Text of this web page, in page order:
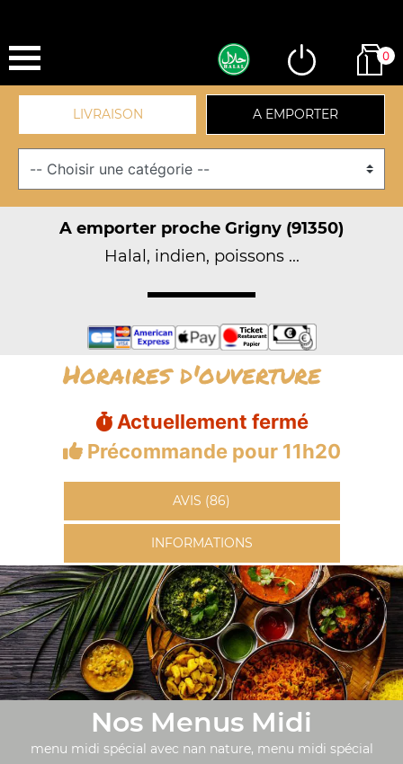
0
LIVRAISON A EMPORTER
A emporter proche Grigny (91350)
Halal, indien, poissons ...
Horaires d'ouverture
Actuellement fermé
Précommande pour 11h20
AVIS (86)
INFORMATIONS
Nos Menus Midi
menu midi spécial avec nan nature, menu midi spécial